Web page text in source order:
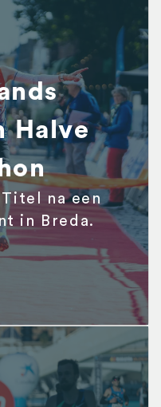
Halve
na een
in Breda.